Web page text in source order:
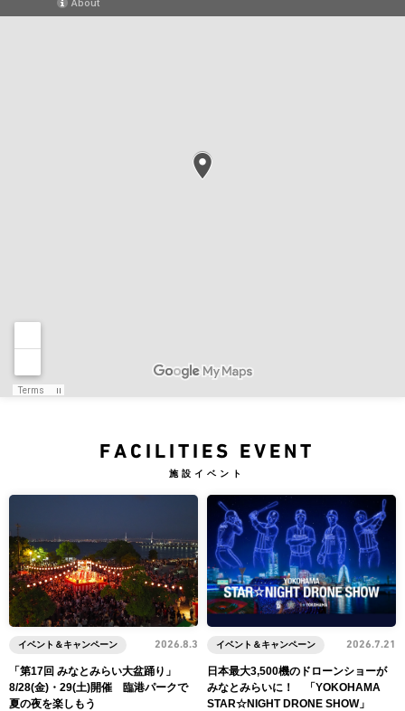
FACILITIES EVENT
施設イベント
「第17回 みなとみらい大盆踊り」
8/28(金)・29(土)開催 臨港パークで
夏の夜を楽しもう
イベント＆キャンペーン 2026.8.3
日本最大3,500機のドローンショーが
みなとみらいに！ 「YOKOHAMA
STAR☆NIGHT DRONE SHOW」
イベント＆キャンペーン 2026.7.21